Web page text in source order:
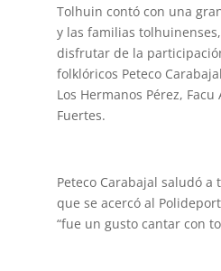
Tolhuin contó con una
y las familias
disfrutar de la
folklóricos Peteco
Los Hermanos Pérez, Facu
Fuertes.
Peteco Carabajal saludó a
que se acercó al
“fue un gusto cantar con